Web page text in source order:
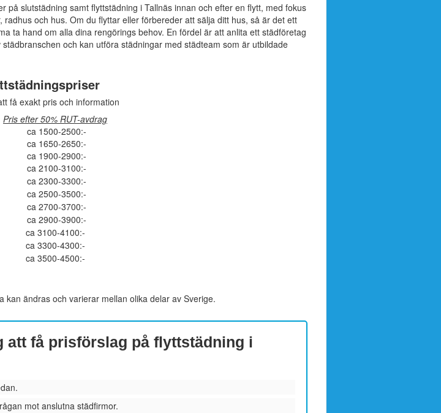
på slutstädning samt flyttstädning i Tallnäs innan och efter en flytt, med fokus
radhus och hus. Om du flyttar eller förbereder att sälja ditt hus, så är det ett
ta hand om alla dina rengörings behov. En fördel är att anlita ett städföretag
och kan utföra städningar med städteam som är utbildade
få exakt pris och information
Pris efter 50% RUT-avdrag
ca 1500-2500:-
ca 1650-2650:-
ca 1900-2900:-
ca 2100-3100:-
ca 2300-3300:-
ca 2500-3500:-
ca 2700-3700:-
ca 2900-3900:-
ca 3100-4100:-
ca 3300-4300:-
ca 3500-4500:-
kan ändras och varierar mellan olika delar av Sverige.
att få prisförslag på flyttstädning i
mot anslutna städfirmor.